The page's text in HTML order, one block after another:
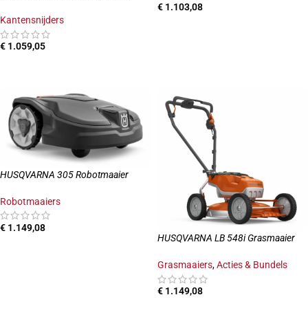
Kantensnijders
€ 1.059,05
€ 1.103,08
HUSQVARNA 305 Robotmaaier
Robotmaaiers
€ 1.149,08
HUSQVARNA LB 548i Grasmaaier
Grasmaaiers,Acties & Bundels
€ 1.149,08